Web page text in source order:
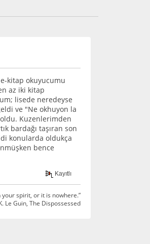
kitap okuyucumu
az iki kitap
lisede neredeyse
ve "Ne okhuyon la
oldu. Kuzenlerimden
bardağı taşıran son
konularda oldukça
bence
Kayıtlı
spirit, or it is nowhere.”
Le Guin, The Dispossessed